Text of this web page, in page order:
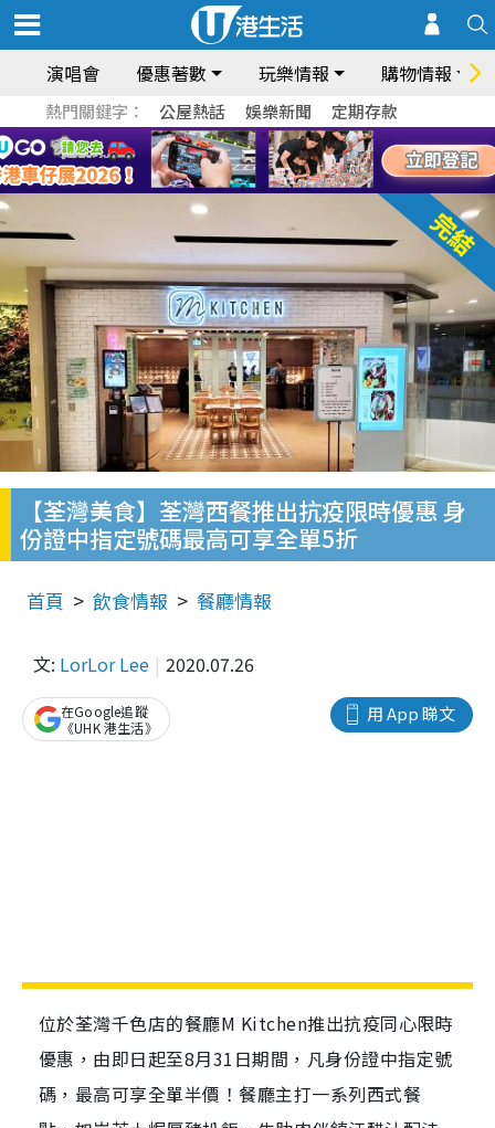
演唱會 優惠著數 玩樂情報 購物情報
熱門關鍵字： 公屋熱話 娛樂新聞 定期存款
【荃灣美食】荃灣西餐推出抗疫限時優惠 身
份證中指定號碼最高可享全單5折
首頁 飲食情報 餐廳情報
文: LorLor Lee 2020.07.26
用 App 睇文
在Google追蹤
《UHK 港生活》
位於荃灣千色店的餐廳M Kitchen推出抗疫同心限時
優惠，由即日起至8月31日期間，凡身份證中指定號
碼，最高可享全單半價！餐廳主打一系列西式餐